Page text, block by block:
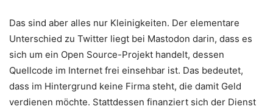
Das sind aber alles nur Kleinigkeiten. Der elementare
Unterschied zu Twitter liegt bei Mastodon darin, dass es
sich um ein Open Source-Projekt handelt, dessen
Quellcode im Internet frei einsehbar ist. Das bedeutet,
dass im Hintergrund keine Firma steht, die damit Geld
verdienen möchte. Stattdessen finanziert sich der Dienst